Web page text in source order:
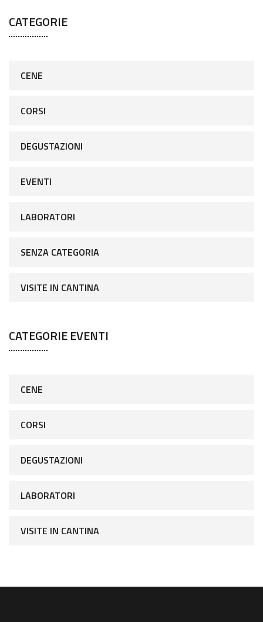
CATEGORIE
CENE
CORSI
DEGUSTAZIONI
EVENTI
LABORATORI
SENZA CATEGORIA
VISITE IN CANTINA
CATEGORIE EVENTI
CENE
CORSI
DEGUSTAZIONI
LABORATORI
VISITE IN CANTINA